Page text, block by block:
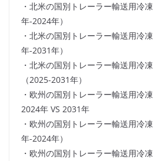
・北米の国別トレーラー輸送用冷
年-2024年）
・北米の国別トレーラー輸送用冷
年-2031年）
・北米の国別トレーラー輸送用冷
（2025-2031年）
・欧州の国別トレーラー輸送用冷
2024年 VS 2031年
・欧州の国別トレーラー輸送用冷
年-2024年）
・欧州の国別トレーラー輸送用冷